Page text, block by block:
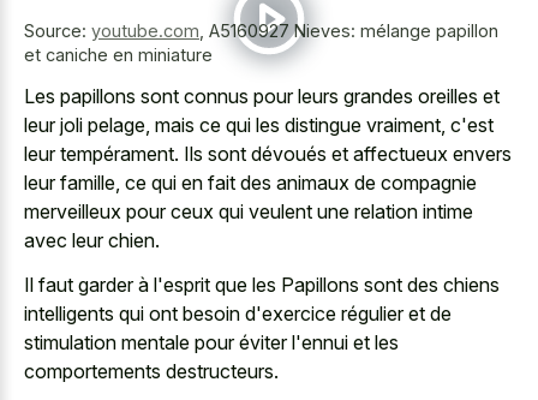
Source: youtube.com A5160927 Nieves: mélange papillon
et caniche en miniature
Les papillons sont connus pour leurs grandes oreilles et
leur joli pelage, mais ce qui les distingue vraiment, c'est
leur tempérament. Ils sont dévoués et affectueux envers
leur famille, ce qui en fait des animaux de compagnie
merveilleux pour ceux qui veulent une relation intime
avec leur chien.
Il faut garder à l'esprit que les Papillons sont des chiens
intelligents qui ont besoin d'exercice régulier et de
stimulation mentale pour éviter l'ennui et les
comportements destructeurs.